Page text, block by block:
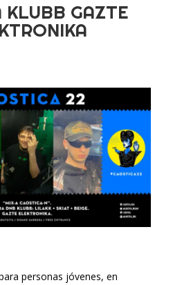
KLUBB GAZTE
personas jóvenes, en